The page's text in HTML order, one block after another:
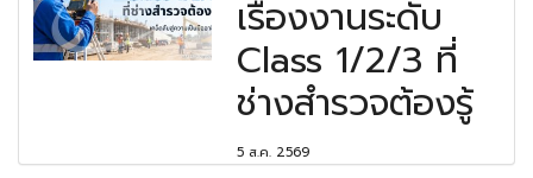
เรื่องงานระดับ
Class 1/2/3 ที่
ช่างสำรวจต้องรู้
5 ส.ค. 2569